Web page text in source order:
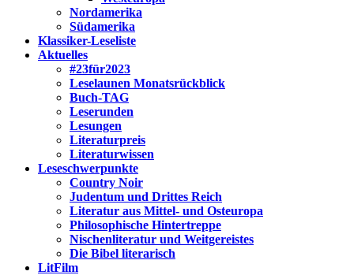
Nordamerika
Südamerika
Klassiker-Leseliste
Aktuelles
#23für2023
Leselaunen Monatsrückblick
Buch-TAG
Leserunden
Lesungen
Literaturpreis
Literaturwissen
Leseschwerpunkte
Country Noir
Judentum und Drittes Reich
Literatur aus Mittel- und Osteuropa
Philosophische Hintertreppe
Nischenliteratur und Weitgereistes
Die Bibel literarisch
LitFilm